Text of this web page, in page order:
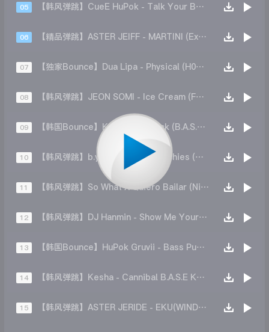
05 【韩风弹跳】CueE HuPok - Talk Your Body (SIBA Remix)
06 【精品弹跳】ASTER JEIFF - MARTINI (Extended Mix)
07 【独家Bounce】Dua Lipa - Physical (H0B3X Bootleg)
08 【韩风弹跳】JEON SOMI - Ice Cream (Ferry Radio Remix)
09 【韩国Bounce】Kungs - Lipstick (B.A.S.E LQ EDIT)
10 【韩风弹跳】b.y.o.b x sweet munchies (UPPER BUMDY Mashup)
11 【韩风弹跳】So What X Quiero Bailar (NickB Mashup Edit)
12 【韩风弹跳】DJ Hanmin - Show Me Your Bba Sae (CCNT 2K22 Reboot)
13 【韩国Bounce】HuPok Gruvii - Bass Pump (Original Mix)
14 【韩风弹跳】Kesha - Cannibal B.A.S.E KAZE REMIX)
15 【韩风弹跳】ASTER JERIDE - EKU(WINDY REMIX)